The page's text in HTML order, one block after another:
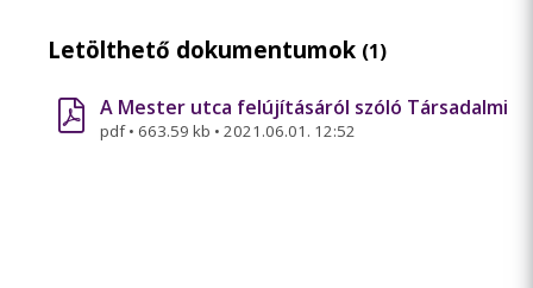
Letölthető dokumentumok (1)
A Mester utca felújításáról szóló Társadalmi
pdf• 663.59 kb • 2021.06.01. 12:52